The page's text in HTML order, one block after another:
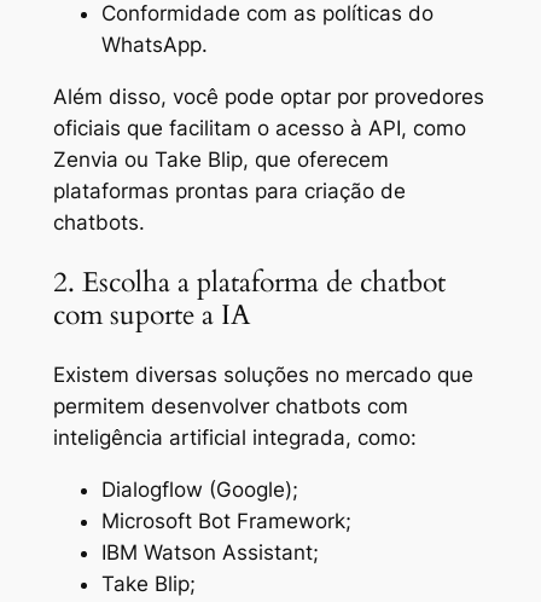
Conformidade com as políticas do
WhatsApp.
Além disso, você pode optar por provedores
oficiais que facilitam o acesso à API, como
Zenvia ou Take Blip, que oferecem
plataformas prontas para criação de
chatbots.
2. Escolha a plataforma de chatbot
com suporte a IA
Existem diversas soluções no mercado que
permitem desenvolver chatbots com
inteligência artificial integrada, como:
Dialogflow (Google);
Microsoft Bot Framework;
IBM Watson Assistant;
Take Blip;